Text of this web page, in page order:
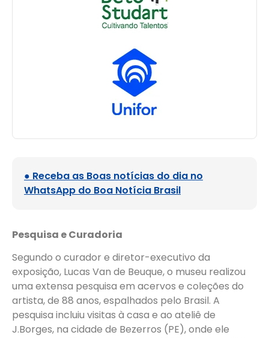
● Receba as Boas notícias do dia no
WhatsApp do Boa Notícia Brasil
Pesquisa e Curadoria
Segundo o curador e diretor-executivo da
exposição, Lucas Van de Beuque, o museu realizou
uma extensa pesquisa em acervos e coleções do
artista, de 88 anos, espalhados pelo Brasil. A
pesquisa incluiu visitas à casa e ao ateliê de
J.Borges, na cidade de Bezerros (PE), onde ele